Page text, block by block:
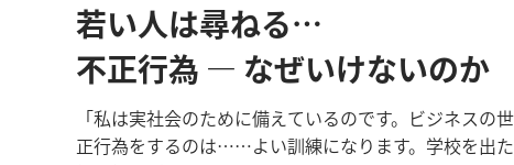
若い人は尋ねる…
不正行為 ― なぜいけないのか
「私は実社会のために備えているのです。ビジネスの
正行為をするのは……よい訓練になります。学校を出